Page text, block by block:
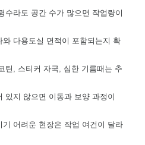
수라도 공간 수가 많으면 작업량이
와 다용도실 면적이 포함되는지 확
틴, 스티커 자국, 심한 기름때는 추
있지 않으면 이동과 보양 과정이
기 어려운 현장은 작업 여건이 달라